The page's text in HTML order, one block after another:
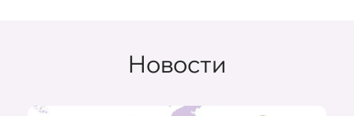
Новости